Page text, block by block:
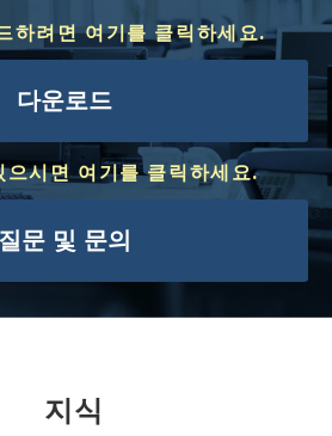
하려면 여기를 클릭하세요.
다운로드
으시면 여기를 클릭하세요.
질문 및 문의
지식